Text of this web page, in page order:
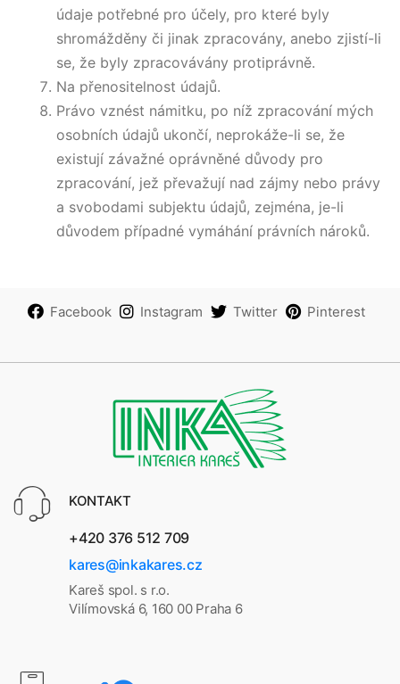
údaje potřebné pro účely, pro které byly
shromážděny či jinak zpracovány, anebo zjistí-li
se, že byly zpracovávány protiprávně.
Na přenositelnost údajů.
Právo vznést námitku, po níž zpracování mých
osobních údajů ukončí, neprokáže-li se, že
existují závažné oprávněné důvody pro
zpracování, jež převažují nad zájmy nebo právy
a svobodami subjektu údajů, zejména, je-li
důvodem případné vymáhání právních nároků.
Facebook Instagram Twitter Pinterest
KONTAKT
+420 376 512 709
kares@inkakares.cz
Kareš spol. s r.o.
Vilímovská 6, 160 00 Praha 6